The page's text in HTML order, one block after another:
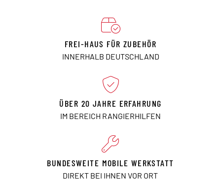
FREI-HAUS FÜR ZUBEHÖR
INNERHALB DEUTSCHLAND
ÜBER 20 JAHRE ERFAHRUNG
IM BEREICH RANGIERHILFEN
BUNDESWEITE MOBILE WERKSTATT
DIREKT BEI IHNEN VOR ORT